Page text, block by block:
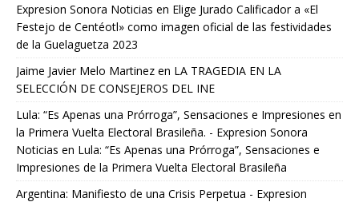
Expresion Sonora Noticias en Elige Jurado Calificador a «El
Festejo de Centéotl» como imagen oficial de las festividades
de la Guelaguetza 2023
Jaime Javier Melo Martinez en LA TRAGEDIA EN LA
SELECCIÓN DE CONSEJEROS DEL INE
Lula: “Es Apenas una Prórroga”, Sensaciones e Impresiones en
la Primera Vuelta Electoral Brasileña. - Expresion Sonora
Noticias en Lula: “Es Apenas una Prórroga”, Sensaciones e
Impresiones de la Primera Vuelta Electoral Brasileña
Argentina: Manifiesto de una Crisis Perpetua - Expresion